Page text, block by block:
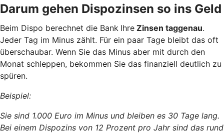
Darum gehen Dispozinsen so ins Geld
Beim Dispo berechnet die Bank Ihre Zinsen taggenau.
Jeder Tag im Minus zählt. Für ein paar Tage bleibt das oft
überschaubar. Wenn Sie das Minus aber mit durch den
Monat schleppen, bekommen Sie das finanziell deutlich zu
spüren.
Beispiel:
Sie sind 1.000 Euro im Minus und bleiben es 30 Tage lang.
Bei einem Dispozins von 12 Prozent pro Jahr sind das rund